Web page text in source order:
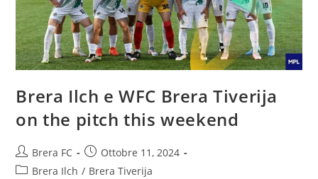
Brera Ilch e WFC Brera Tiverija
on the pitch this weekend
Brera FC
Ottobre 11, 2024
Brera Ilch / Brera Tiverija